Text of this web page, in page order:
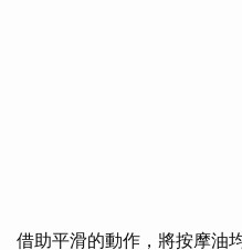
借助平滑的動作，將按摩油